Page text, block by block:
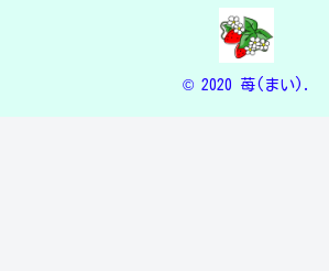
© 2020 苺(まい).